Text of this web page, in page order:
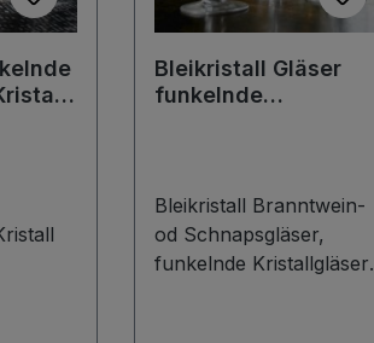
Bleikristall Gläser
funkelnde
*Traum*
Bleikristall Branntwein-
od Schnapsgläser,
funkelnde Kristallgläser